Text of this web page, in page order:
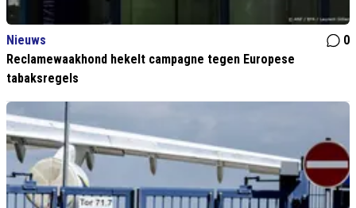
Nieuws
0
Reclamewaakhond hekelt campagne tegen Europese
tabaksregels